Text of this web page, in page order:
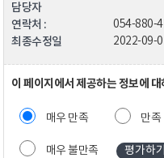
담당자
연락처 :
054-880-
최종수정일 2022-09-
이 페이지에서 제공하는 정보에
매우 만족 만족
매우 불만족